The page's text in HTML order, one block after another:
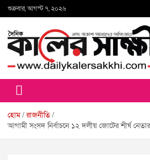
Skip
to
শুক্রবার, আগস্ট ৭, ২০২৬
কালের সাক্ষী
হোম রাজনীতি
আগামী সংসদ নির্বাচনে ১২ দলীয় জোটের শীর্ষ